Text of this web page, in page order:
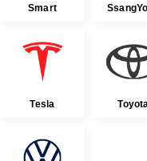
Smart
Tesla Toyota